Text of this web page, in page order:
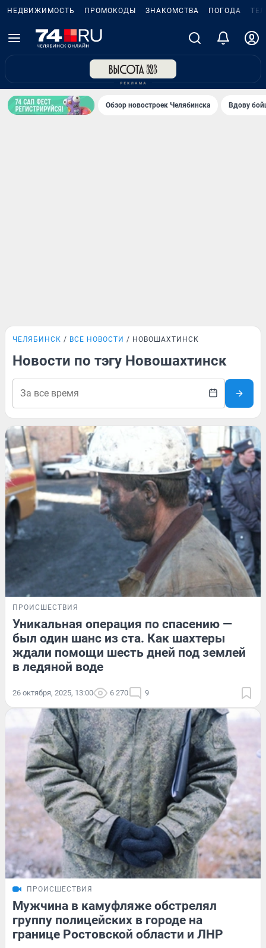
НЕДВИЖИМОСТЬ ПРОМОКОДЫ ЗНАКОМСТВА ПОГОДА
Обзор новостроек Челябинска Вдову
ЧЕЛЯБИНСК ВСЕ НОВОСТИ НОВОШАХТИНСК
Новости по тэгу Новошахтинск
ПРОИСШЕСТВИЯ
Уникальная операция по спасению —
был один шанс из ста. Как шахтеры
ждали помощи шесть дней под землей
в ледяной воде
26 октября, 2025, 13:00 6 270 9
ПРОИСШЕСТВИЯ
Мужчина в камуфляже обстрелял
группу полицейских в городе на
границе Ростовской области и ЛНР